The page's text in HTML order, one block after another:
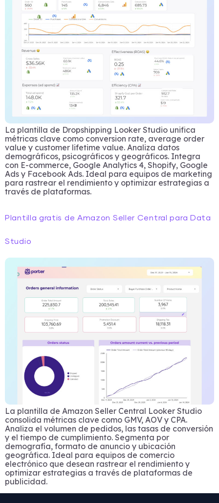
La plantilla de Dropshipping Looker Studio unifica
métricas clave como conversion rate, average order
value y customer lifetime value. Analiza datos
demográficos, psicográficos y geográficos. Integra
con E-commerce, Google Analytics 4, Shopify, Google
Ads y Facebook Ads. Ideal para equipos de marketing
para rastrear el rendimiento y optimizar estrategias a
través de plataformas.
Plantilla gratis de Amazon Seller Central para Data
Studio
La plantilla de Amazon Seller Central Looker Studio
consolida métricas clave como GMV, AOV y CPA.
Analiza el volumen de pedidos, las tasas de conversión
y el tiempo de cumplimiento. Segmenta por
demografía, formato de anuncio y ubicación
geográfica. Ideal para equipos de comercio
electrónico que desean rastrear el rendimiento y
optimizar estrategias a través de plataformas de
publicidad.